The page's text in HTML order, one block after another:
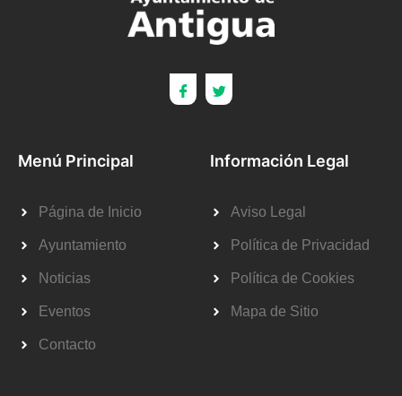
Menú Principal
Página de Inicio
Ayuntamiento
Noticias
Eventos
Contacto
Información Legal
Aviso Legal
Política de Privacidad
Política de Cookies
Mapa de Sitio